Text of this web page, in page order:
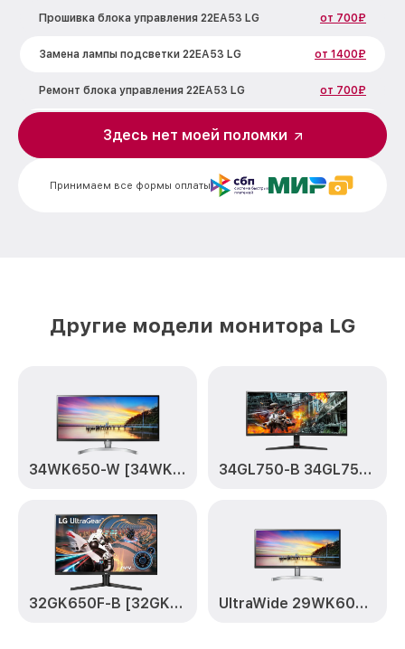
Прошивка блока управления 22EA53 LG от 700₽
Замена лампы подсветки 22EA53 LG от 1400₽
Ремонт блока управления 22EA53 LG от 700₽
Замена блока питания 22EA53 LG
Принимаем все формы оплаты
Здесь нет моей поломки
Другие модели монитора LG
34WK650-W [34WK650-W.ARUZ] 34GL750-B 34GL750-B
32GK650F-B [32GK650F-B.ARUZ] UltraWide 29WK600-W [29WK600-W.ARUZ]